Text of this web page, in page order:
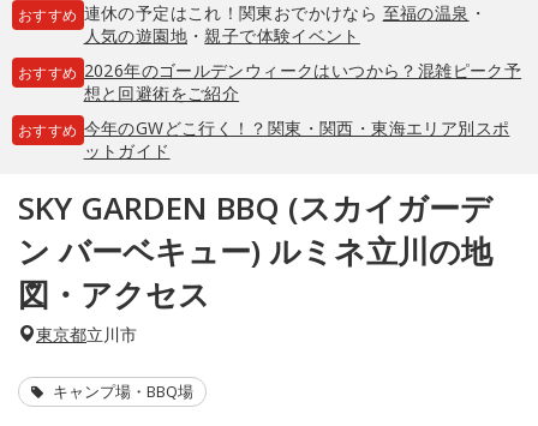
おすすめ 連休の予定はこれ！関東おでかけなら 至福の温泉 ・
人気の遊園地・親子で体験イベント
おすすめ 2026年のゴールデンウィークはいつから？混雑ピーク予
想と回避術をご紹介
おすすめ 今年のGWどこ行く！？関東・関西・東海エリア別スポ
ットガイド
SKY GARDEN BBQ (スカイガーデ
ン バーベキュー) ルミネ立川の地
図・アクセス
東京都立川市
キャンプ場・BBQ場